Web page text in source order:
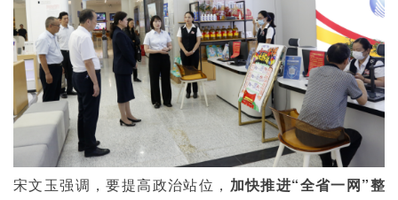
宋文玉强调，要提高政治站位， 加快推进“全省一网”整